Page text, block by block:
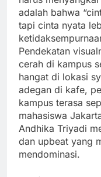
adalah bahwa
tapi cinta nyata
Pendekatan
cerah di kampus
hangat di lokasi
adegan di kafe,
kampus terasa
mahasiswa
Andhika Triyadi
dan upbeat yang
mendominasi.